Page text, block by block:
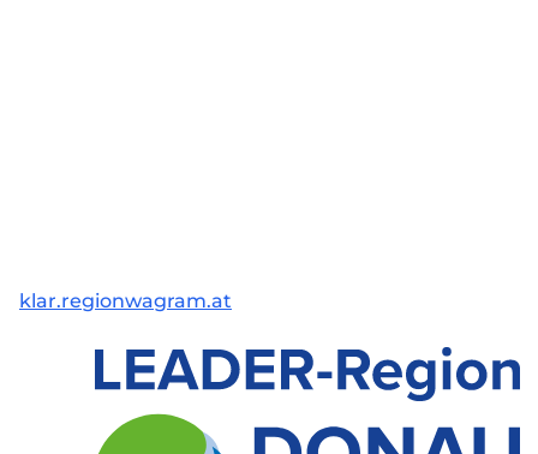
klar.regionwagram.at